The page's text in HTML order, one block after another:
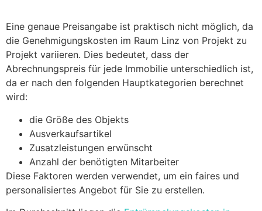
Eine genaue Preisangabe ist praktisch nicht möglich, da
die Genehmigungskosten im Raum Linz von Projekt zu
Projekt variieren. Dies bedeutet, dass der
Abrechnungspreis für jede Immobilie unterschiedlich ist,
da er nach den folgenden Hauptkategorien berechnet
wird:
die Größe des Objekts
Ausverkaufsartikel
Zusatzleistungen erwünscht
Anzahl der benötigten Mitarbeiter
Diese Faktoren werden verwendet, um ein faires und
personalisiertes Angebot für Sie zu erstellen.